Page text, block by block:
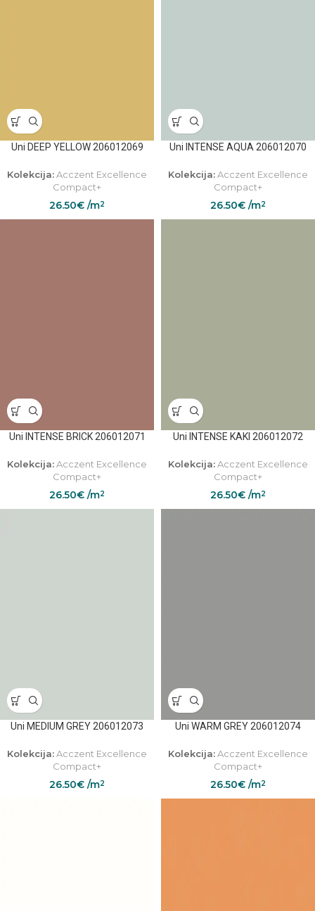
Uni DEEP YELLOW 206012069
Kolekcija:Acczent Excellence
Compact+
26.50€ /m2
Uni INTENSE AQUA 206012070
Kolekcija:Acczent Excellence
Compact+
26.50€ /m2
Uni INTENSE BRICK 206012071
Kolekcija:Acczent Excellence
Compact+
26.50€ /m2
Uni INTENSE KAKI 206012072
Kolekcija:Acczent Excellence
Compact+
26.50€ /m2
Uni MEDIUM GREY 206012073
Kolekcija:Acczent Excellence
Compact+
26.50€ /m2
Uni WARM GREY 206012074
Kolekcija:Acczent Excellence
Compact+
26.50€ /m2